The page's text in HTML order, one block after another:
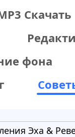
Скачать
фона
Эха &